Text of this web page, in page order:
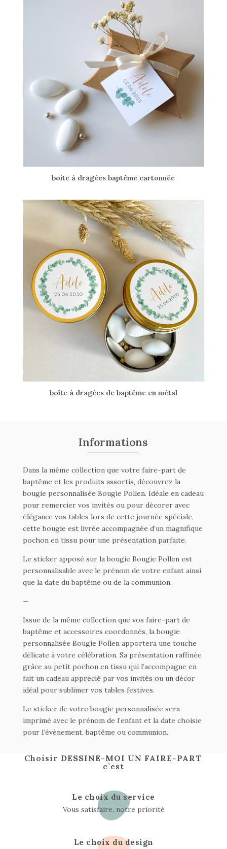
boite à dragées baptême cartonnée
boîte à dragées de baptême en métal
Informations
Dans la même collection que votre faire-part de
baptême et les produits assortis, découvrez la
bougie personnalisée Bougie Pollen. Idéale en cadeau
pour remercier vos invités ou pour décorer avec
élégance vos tables lors de cette journée spéciale,
cette bougie est livrée accompagnée d’un magnifique
pochon en tissu pour une présentation parfaite.
Le sticker apposé sur la bougie Bougie Pollen est
personnalisable avec le prénom de votre enfant ainsi
que la date du baptême ou de la communion.
—
Issue de la même collection que vos faire-part de
baptême et accessoires coordonnés, la bougie
personnalisée Bougie Pollen apportera une touche
délicate à votre célébration. Sa présentation raffinée
grâce au petit pochon en tissu qui l’accompagne en
fait un cadeau apprécié par vos invités ou un décor
idéal pour sublimer vos tables festives.
Le sticker de votre bougie personnalisée sera
imprimé avec le prénom de l’enfant et la date choisie
pour l’évènement, baptême ou communion.
Choisir DESSINE-MOI UN FAIRE-PART
c’est
Le choix du service
Vous satisfaire, notre priorité
Le choix du design